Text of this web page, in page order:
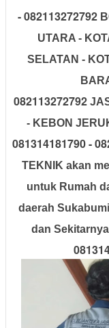
- 082113272792
UTARA -
SELATAN -
082113272792
- KEBON
081314181790 -
TEKNIK akan
untuk Rumah
daerah
dan